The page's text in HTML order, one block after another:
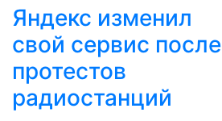
Яндекс изменил
свой сервис после
протестов
радиостанций